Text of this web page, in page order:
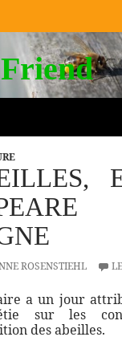
ROSENSTIEHL
a un jour
sur les
des abeilles.